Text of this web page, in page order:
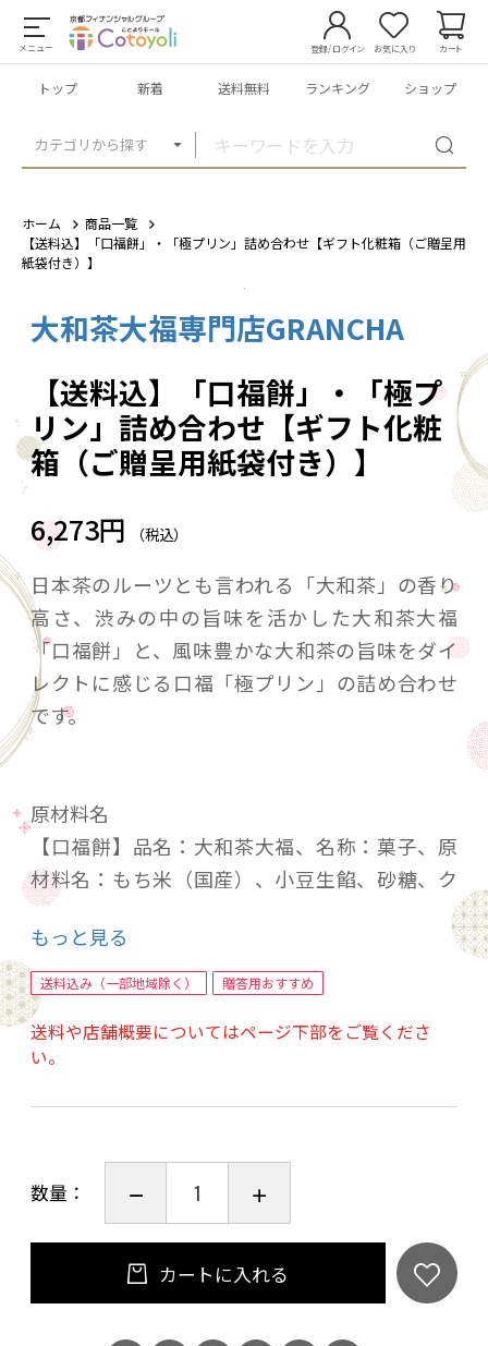
メニュー
カテゴリから探す
登録/ログイン お気に入り カート
トップ 新着 送料無料 ランキング ショップ
ホーム
商品一覧
【送料込】「口福餅」・「極プリン」詰め合わせ【ギフト化粧箱（ご贈呈用
紙袋付き）】
大和茶大福専門店GRANCHA
【送料込】「口福餅」・「極プ
リン」詰め合わせ【ギフト化粧
箱（ご贈呈用紙袋付き）】
6,273円 （税込）
日本茶のルーツとも言われる「大和茶」の香り
高さ、渋みの中の旨味を活かした大和茶大福
「口福餅」と、風味豊かな大和茶の旨味をダイ
レクトに感じる口福「極プリン」の詰め合わせ
です。
原材料名
【口福餅】品名：大和茶大福、名称：菓子、原
材料名：もち米（国産）、小豆生餡、砂糖、ク
リーム（乳製品）、緑茶粉末（奈良県産緑
茶）、抹茶（奈良県産緑茶）、水あめ、ほうじ
茶粉末（奈良県産緑茶）、コーンスターチ、大
豆粉末、食塩、寒天加工品、粉糖、梅酢（一部
に乳成分・大豆を含む）
原材料名：生クリーム(乳製品)、牛乳、卵黄、コ
卵含む）
■大和茶大福「口福餅」6個入り全種セット 1
もっと見る
送料込み（一部地域除く） 贈答用おすすめ
送料や店舗概要についてはページ下部をご覧くださ
い。
数量：
カートに入れる